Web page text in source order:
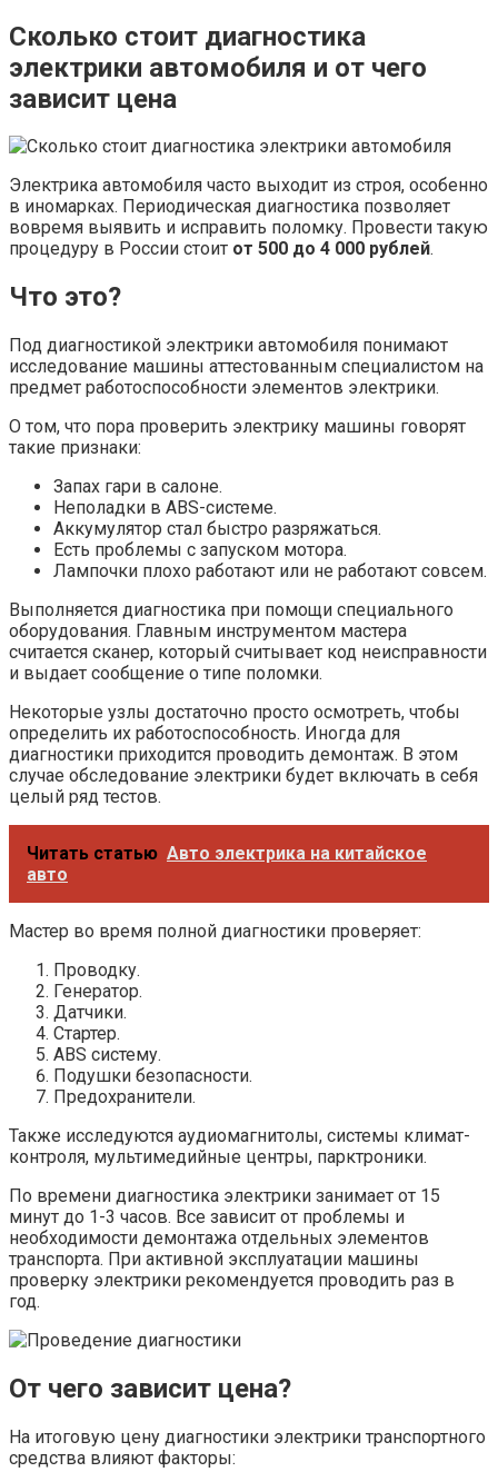
Сколько стоит диагностика
электрики автомобиля и от чего
зависит цена
Электрика автомобиля часто выходит из строя, особенно
в иномарках. Периодическая диагностика позволяет
вовремя выявить и исправить поломку. Провести такую
процедуру в России стоит от 500 до 4 000 рублей.
Что это?
Под диагностикой электрики автомобиля понимают
исследование машины аттестованным специалистом на
предмет работоспособности элементов электрики.
О том, что пора проверить электрику машины говорят
такие признаки:
Запах гари в салоне.
Неполадки в АВS-системе.
Аккумулятор стал быстро разряжаться.
Есть проблемы с запуском мотора.
Лампочки плохо работают или не работают совсем.
Выполняется диагностика при помощи специального
оборудования. Главным инструментом мастера
считается сканер, который считывает код неисправности
и выдает сообщение о типе поломки.
Некоторые узлы достаточно просто осмотреть, чтобы
определить их работоспособность. Иногда для
диагностики приходится проводить демонтаж. В этом
случае обследование электрики будет включать в себя
целый ряд тестов.
Читать статью Авто электрика на китайское
авто
Мастер во время полной диагностики проверяет:
Проводку.
Генератор.
Датчики.
Стартер.
ABS систему.
Подушки безопасности.
Предохранители.
Также исследуются аудиомагнитолы, системы климат-
контроля, мультимедийные центры, парктроники.
По времени диагностика электрики занимает от 15
минут до 1-3 часов. Все зависит от проблемы и
необходимости демонтажа отдельных элементов
транспорта. При активной эксплуатации машины
проверку электрики рекомендуется проводить раз в
год.
От чего зависит цена?
На итоговую цену диагностики электрики транспортного
средства влияют факторы: